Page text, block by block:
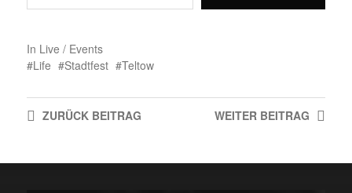
In Live / Events
Life
Stadtfest Teltow
WEITER BEITRAG
ZURÜCKBEITRAG